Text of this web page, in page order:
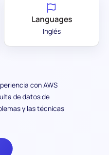
con AWS
de datos de
y las técnicas
Languages
Inglés